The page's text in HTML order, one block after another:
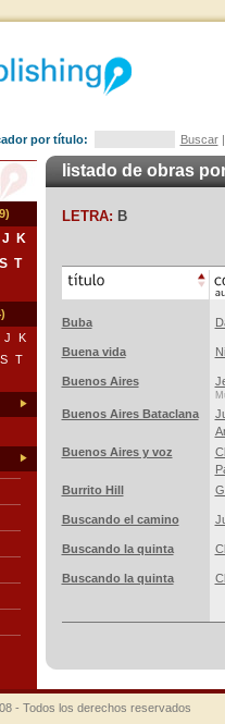
por título: Buscar
J
K
S T
J
K
S T
listado de obras
LETRA: B
Buba
Buena vida
Buenos Aires
Buenos Aires Bataclana
Buenos Aires y voz
Burrito Hill
Buscando el camino
Buscando la quinta
Buscando la quinta
- Todos los derechos reservados